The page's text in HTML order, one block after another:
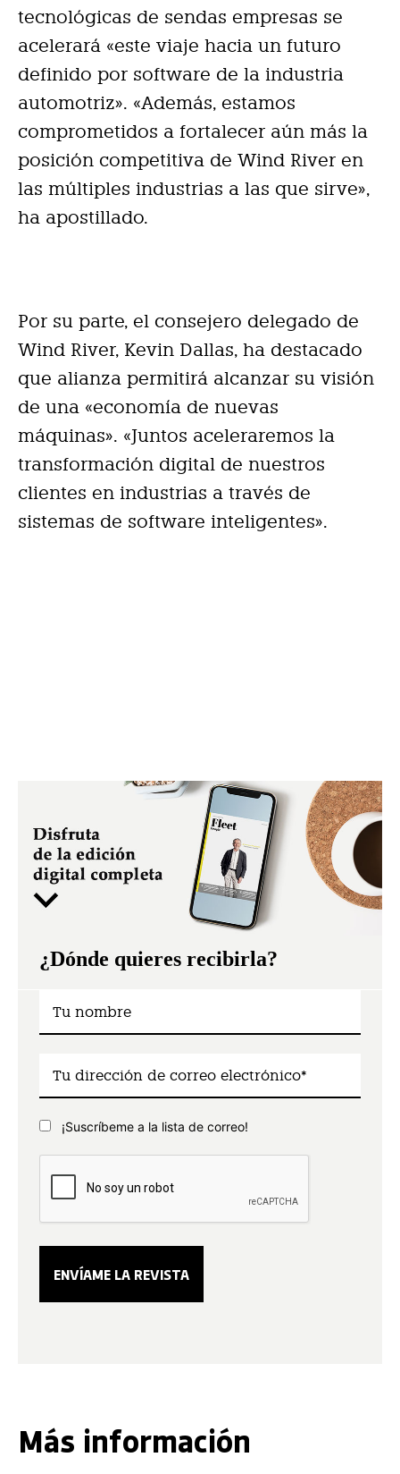
tecnológicas de sendas empresas se
acelerará «este viaje hacia un futuro
definido por software de la industria
automotriz». «Además, estamos
comprometidos a fortalecer aún más la
posición competitiva de Wind River en
las múltiples industrias a las que sirve»,
ha apostillado.
Por su parte, el consejero delegado de
Wind River, Kevin Dallas, ha destacado
que alianza permitirá alcanzar su visión
de una «economía de nuevas
máquinas». «Juntos aceleraremos la
transformación digital de nuestros
clientes en industrias a través de
sistemas de software inteligentes».
¿Dónde quieres recibirla?
¡Suscríbeme a la lista de correo!
Más información